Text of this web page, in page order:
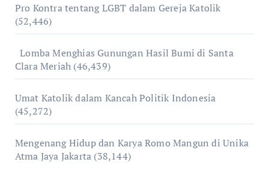
Pro Kontra tentang LGBT dalam Gereja Katolik
(52,446)
Lomba Menghias Gunungan Hasil Bumi di Santa
Clara Meriah (46,439)
Umat Katolik dalam Kancah Politik Indonesia
(45,272)
Mengenang Hidup dan Karya Romo Mangun di Unika
Atma Jaya Jakarta (38,144)